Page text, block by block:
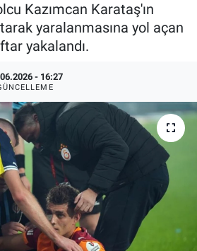
Kazımcan Karataş'ın
yaralanmasına yol açan
yakalandı.
- 16:27